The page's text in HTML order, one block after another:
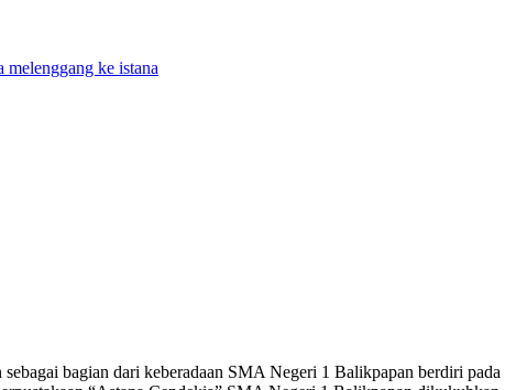
ke istana
bagian dari keberadaan SMA Negeri 1 Balikpapan berdiri